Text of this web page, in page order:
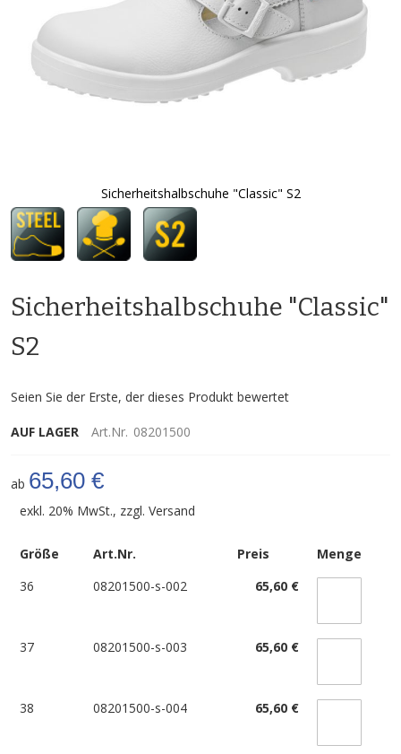
Sicherheitshalbschuhe "Classic" S2
Zum
Anfang
der
Sicherheitshalbschuhe "Classic"
S2
Seien Sie der Erste, der dieses Produkt bewertet
AUF LAGER Art.Nr. 08201500
ab 65,60 €
exkl. 20% MwSt., zzgl. Versand
Größe Art.Nr. Preis
Menge
36
08201500-s-002 65,60 €
37 08201500-s-003 65,60 €
38 08201500-s-004 65,60 €